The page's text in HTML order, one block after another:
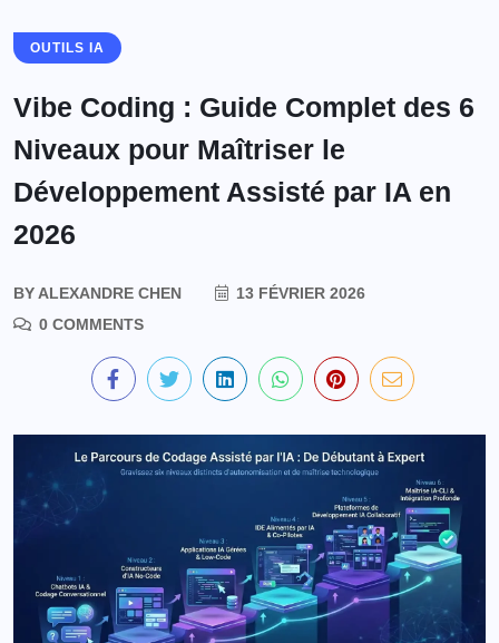
OUTILS IA
Vibe Coding : Guide Complet des 6
Niveaux pour Maîtriser le
Développement Assisté par IA en
2026
BY ALEXANDRE CHEN
13 FÉVRIER 2026
0 COMMENTS